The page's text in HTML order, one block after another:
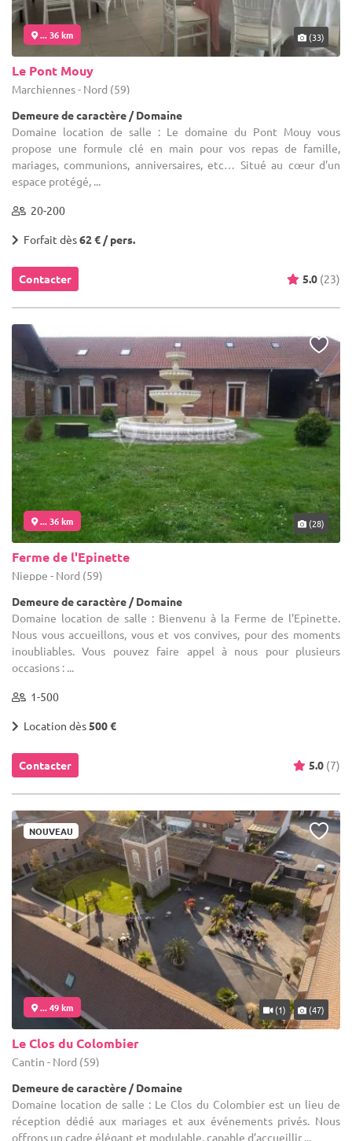
... 36 km (33)
Le Pont Mouy
Marchiennes - Nord (59)
Demeure de caractère / Domaine
Domaine location de salle : Le domaine du Pont Mouy vous
propose une formule clé en main pour vos repas de famille,
mariages, communions, anniversaires, etc… Situé au cœur d'un
espace protégé, ...
20-200
Forfait dès62 € / pers.
Contacter 5.0 (23)
... 36 km (28)
Ferme de l'Epinette
Nieppe - Nord (59)
Demeure de caractère / Domaine
Domaine location de salle : Bienvenu à la Ferme de l'Epinette.
Nous vous accueillons, vous et vos convives, pour des moments
inoubliables. Vous pouvez faire appel à nous pour plusieurs
occasions : ...
1-500
Location dès 500 €
Contacter 5.0 (7)
NOUVEAU
... 49 km (1) (47)
Le Clos du Colombier
Cantin - Nord (59)
Demeure de caractère / Domaine
Domaine location de salle : Le Clos du Colombier est un lieu de
réception dédié aux mariages et aux événements privés. Nous
offrons un cadre élégant et modulable, capable d’accueillir ...